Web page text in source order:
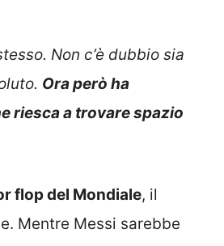
Non c’è dubbio sia
Ora però ha
riesca a trovare spazio
flop del Mondiale, il
Mentre Messi sarebbe